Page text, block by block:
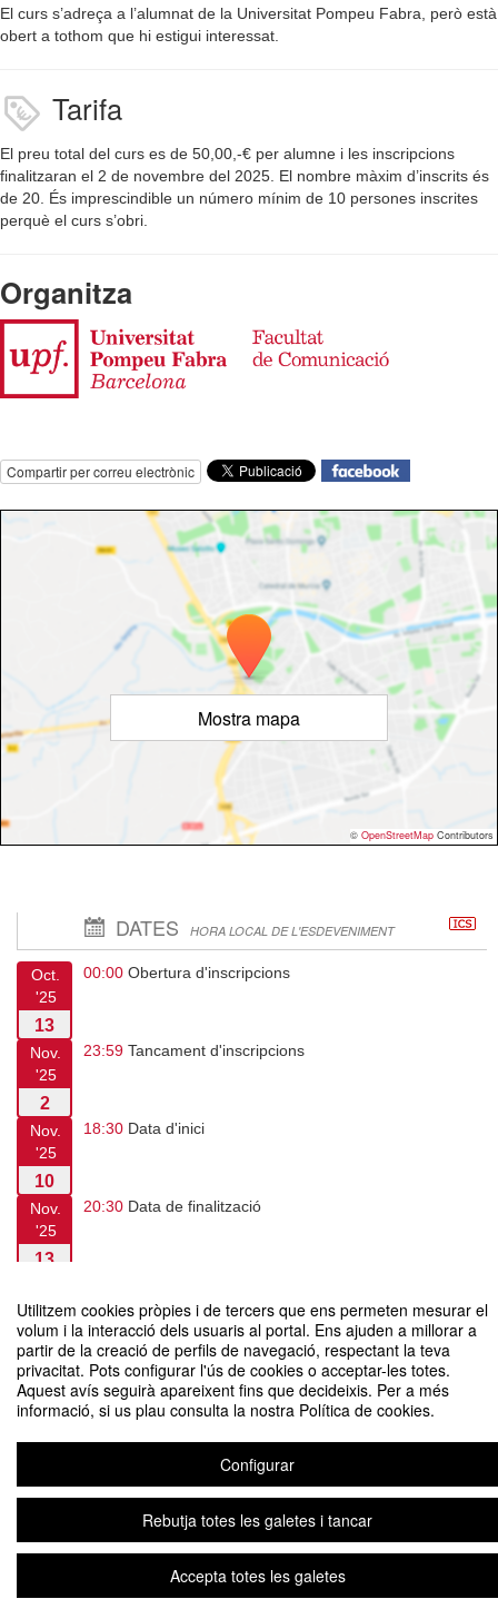
Utilitzem cookies pròpies i de tercers que ens permeten mesurar el
volum i la interacció dels usuaris al portal. Ens ajuden a millorar a
partir de la creació de perfils de navegació, respectant la teva
privacitat. Pots configurar l'ús de cookies o acceptar-les totes.
Aquest avís seguirà apareixent fins que decideixis. Per a més
informació, si us plau consulta la nostra Política de cookies.
Configurar
Rebutja totes les galetes i tancar
Accepta totes les galetes
El curs s’adreça a l’alumnat de la Universitat Pompeu Fabra, però està
obert a tothom que hi estigui interessat.
Tarifa
El preu total del curs es de 50,00,-€ per alumne i les inscripcions
finalitzaran el 2 de novembre del 2025. El nombre màxim d’inscrits és
de 20. És imprescindible un número mínim de 10 persones inscrites
perquè el curs s’obri.
Organitza
Compartir per correu electrònic
Mostra mapa
© OpenStreetMap Contributors
DATES HORA LOCAL DE L'ESDEVENIMENT
Oct.
'25
13
00:00 Obertura d'inscripcions
Nov.
'25
2
23:59 Tancament d'inscripcions
Nov.
'25
10
18:30 Data d'inici
Nov.
'25
13
20:30 Data de finalització
Curs Disseny de producció i direcció artística: videoclip, publicitat i
cinema/televisió
Organitzat per Facultat de Comunicació
Avís legal| Plataforma d'organització d'esdeveniments Symposium
Copyright ©